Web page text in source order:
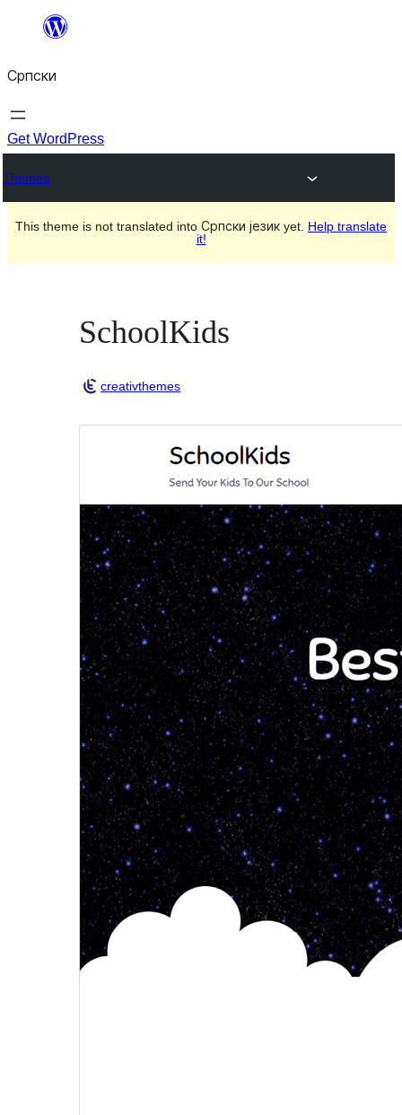
Скочи
садржај
Српски
Get WordPress
Themes
This theme is not translated into Српски језик yet. Help translate
it!
SchoolKids
creativthemes